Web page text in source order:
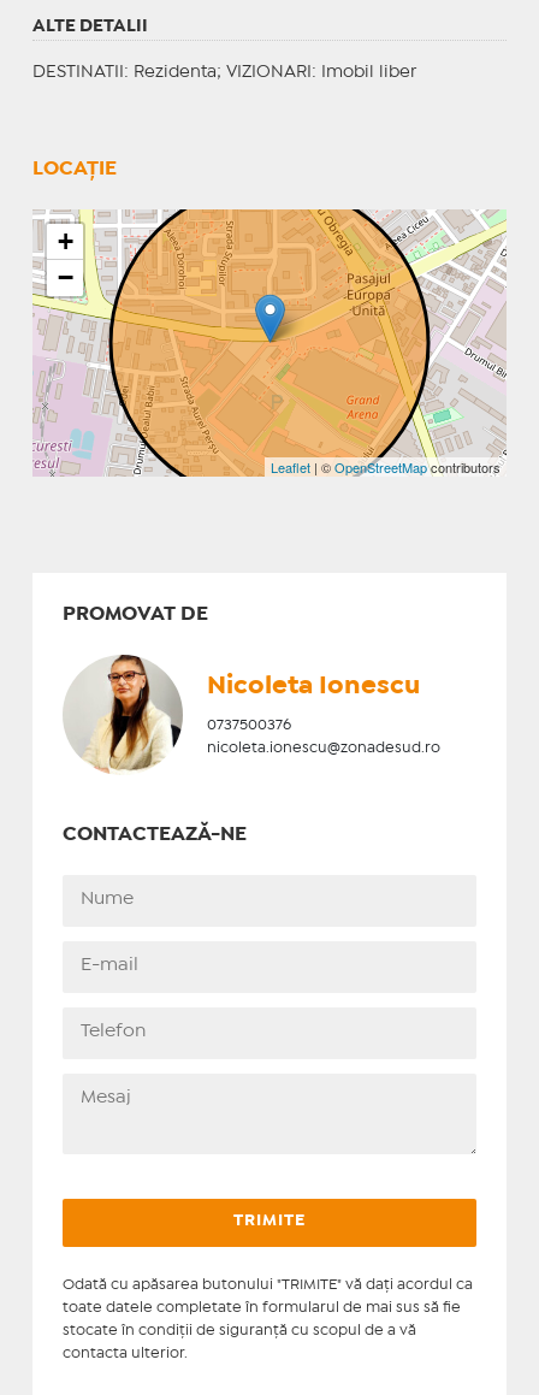
ALTE DETALII
DESTINATII : Rezidenta; VIZIONARI : Imobil liber
LOCAȚIE
+
−
Leaflet | ©OpenStreetMapcontributors
PROMOVAT DE
Nicoleta Ionescu
0737500376
nicoleta.ionescu@zonadesud.ro
CONTACTEAZĂ-NE
Odată cu apăsarea butonului "TRIMITE" vă daţi acordul ca
toate datele completate în formularul de mai sus să fie
stocate în condiţii de siguranţă cu scopul de a vă
contacta ulterior.